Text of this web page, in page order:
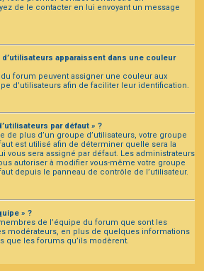
de le contacter en lui envoyant un message
apparaissent dans une couleur
forum peuvent assigner une couleur aux
d’utilisateurs afin de faciliter leur identification.
par défaut » ?
de plus d’un groupe d’utilisateurs, votre groupe
est utilisé afin de déterminer quelle sera la
vous sera assigné par défaut. Les administrateurs
autoriser à modifier vous-même votre groupe
depuis le panneau de contrôle de l’utilisateur.
» ?
de l’équipe du forum que sont les
modérateurs, en plus de quelques informations
que les forums qu’ils modèrent.